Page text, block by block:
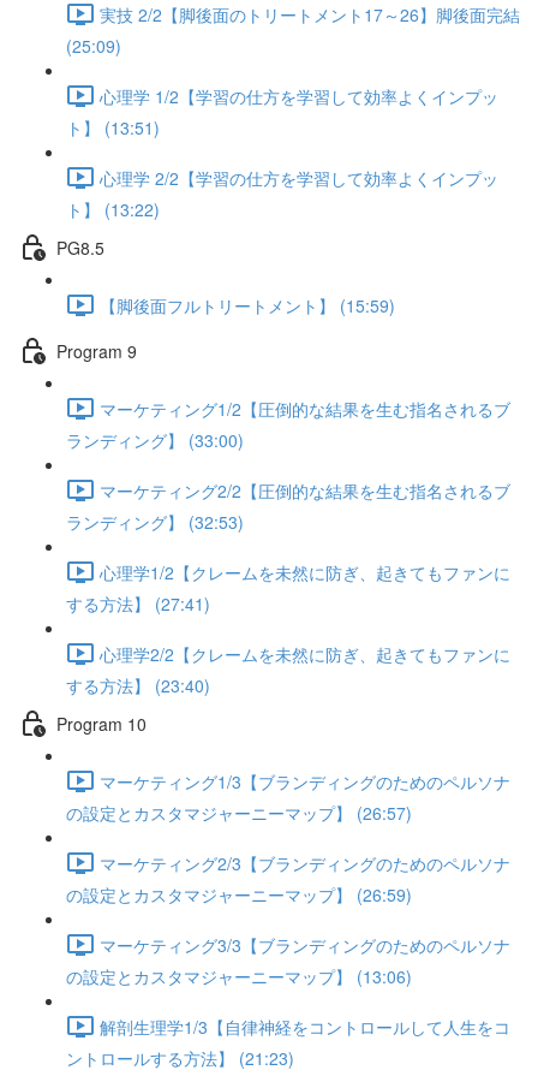
実技 2/2【脚後面のトリートメント17～26】脚後面完結
(25:09)
心理学 1/2【学習の仕方を学習して効率よくインプッ
ト】 (13:51)
心理学 2/2【学習の仕方を学習して効率よくインプッ
ト】 (13:22)
PG8.5
【脚後面フルトリートメント】 (15:59)
Program 9
マーケティング1/2【圧倒的な結果を生む指名されるブ
ランディング】 (33:00)
マーケティング2/2【圧倒的な結果を生む指名されるブ
ランディング】 (32:53)
心理学1/2【クレームを未然に防ぎ、起きてもファンに
する方法】 (27:41)
心理学2/2【クレームを未然に防ぎ、起きてもファンに
する方法】 (23:40)
Program 10
マーケティング1/3【ブランディングのためのペルソナ
の設定とカスタマジャーニーマップ】 (26:57)
マーケティング2/3【ブランディングのためのペルソナ
の設定とカスタマジャーニーマップ】 (26:59)
マーケティング3/3【ブランディングのためのペルソナ
の設定とカスタマジャーニーマップ】 (13:06)
解剖生理学1/3【自律神経をコントロールして人生をコ
ントロールする方法】 (21:23)